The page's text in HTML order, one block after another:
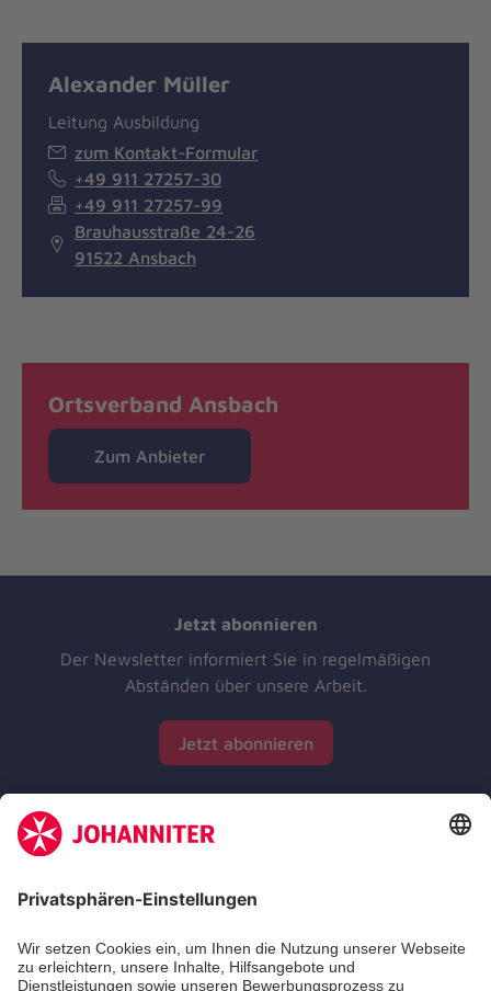
Alexander Müller
Leitung Ausbildung
zum Kontakt-Formular
+49 911 27257-30
+49 911 27257-99
Brauhausstraße 24-26
91522 Ansbach
Ortsverband Ansbach
Zum Anbieter
Jetzt abonnieren
Der Newsletter informiert Sie in regelmäßigen
Abständen über unsere Arbeit.
Jetzt abonnieren
Zertifizierung der Johanniter-Unfall-Hilfe e.V.
Die Johanniter GmbH führt das Spendenzertifikat